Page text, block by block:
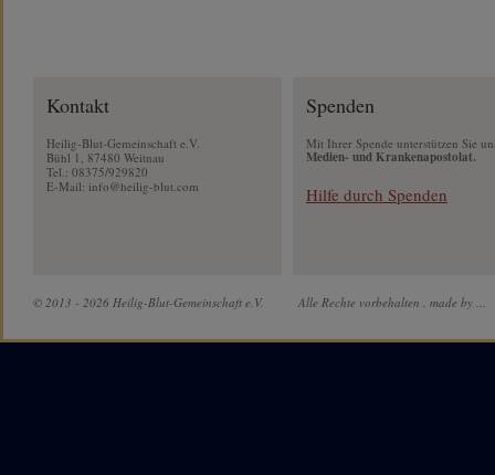
Kontakt
Heilig-Blut-Gemeinschaft e.V.
Bühl 1, 87480 Weitnau
Tel.: 08375/929820
E-Mail: info@heilig-blut.com
Spenden
Mit Ihrer Spende unterstützen Sie
Medien- und Krankenapostolat.
Hilfe durch Spenden
© 2013 - 2026 Heilig-Blut-Gemeinschaft e.V. Alle Rechte vorbehalten . made by ...